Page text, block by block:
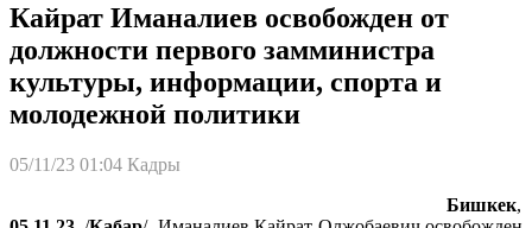
Кайрат Иманалиев освобожден от
должности первого замминистра
культуры, информации, спорта и
молодежной политики
05/11/23 01:04 Кадры
Бишкек,